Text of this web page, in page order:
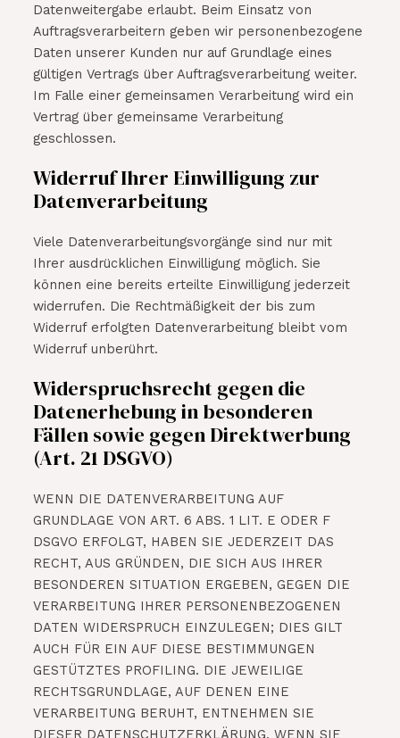
Datenweitergabe erlaubt. Beim Einsatz von
Auftragsverarbeitern geben wir personenbezogene
Daten unserer Kunden nur auf Grundlage eines
gültigen Vertrags über Auftragsverarbeitung weiter.
Im Falle einer gemeinsamen Verarbeitung wird ein
Vertrag über gemeinsame Verarbeitung
geschlossen.
Widerruf Ihrer Einwilligung zur
Datenverarbeitung
Viele Datenverarbeitungsvorgänge sind nur mit
Ihrer ausdrücklichen Einwilligung möglich. Sie
können eine bereits erteilte Einwilligung jederzeit
widerrufen. Die Rechtmäßigkeit der bis zum
Widerruf erfolgten Datenverarbeitung bleibt vom
Widerruf unberührt.
Widerspruchsrecht gegen die
Datenerhebung in besonderen
Fällen sowie gegen Direktwerbung
(Art. 21 DSGVO)
WENN DIE DATENVERARBEITUNG AUF
GRUNDLAGE VON ART. 6 ABS. 1 LIT. E ODER F
DSGVO ERFOLGT, HABEN SIE JEDERZEIT DAS
RECHT, AUS GRÜNDEN, DIE SICH AUS IHRER
BESONDEREN SITUATION ERGEBEN, GEGEN DIE
VERARBEITUNG IHRER PERSONENBEZOGENEN
DATEN WIDERSPRUCH EINZULEGEN; DIES GILT
AUCH FÜR EIN AUF DIESE BESTIMMUNGEN
GESTÜTZTES PROFILING. DIE JEWEILIGE
RECHTSGRUNDLAGE, AUF DENEN EINE
VERARBEITUNG BERUHT, ENTNEHMEN SIE
DIESER DATENSCHUTZERKLÄRUNG. WENN SIE